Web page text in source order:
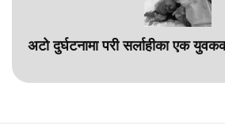
अटो दुर्घटनामा परी सर्लाहीका एक